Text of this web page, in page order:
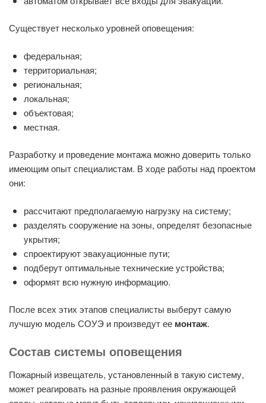
Существует несколько уровней оповещения:
федеральная;
территориальная;
региональная;
локальная;
объектовая;
местная.
Разработку и проведение монтажа можно доверить только
имеющим опыт специалистам. В ходе работы над проектом
они:
рассчитают предполагаемую нагрузку на систему;
разделять сооружение на зоны, определят безопасные
укрытия;
спроектируют эвакуационные пути;
подберут оптимальные технические устройства;
оформят всю нужную информацию.
После всех этих этапов специалисты выберут самую
лучшую модель СОУЭ и произведут ее монтаж.
Состав системы оповещения
Пожарный извещатель, установленный в такую систему,
может реагировать на разные проявления окружающей